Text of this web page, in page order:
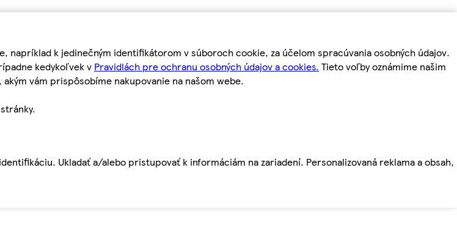
k jedinečným identifikátorom v súboroch cookie, za účelom spracúvania osobných údajov.
kedykoľvek v Pravidlách pre ochranu osobných údajov a cookies. Tieto voľby oznámime našim
vám prispôsobíme nakupovanie na našom webe.
Ukladať a/alebo pristupovať k informáciám na zariadení. Personalizovaná reklama a obsah,